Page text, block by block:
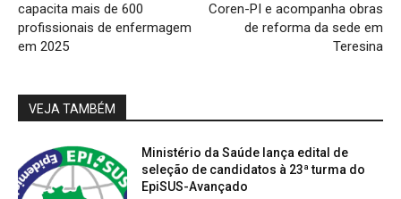
capacita mais de 600
profissionais de enfermagem
em 2025
Coren-PI e acompanha obras
de reforma da sede em
Teresina
VEJA TAMBÉM
Ministério da Saúde lança edital de
seleção de candidatos à 23ª turma do
EpiSUS-Avançado